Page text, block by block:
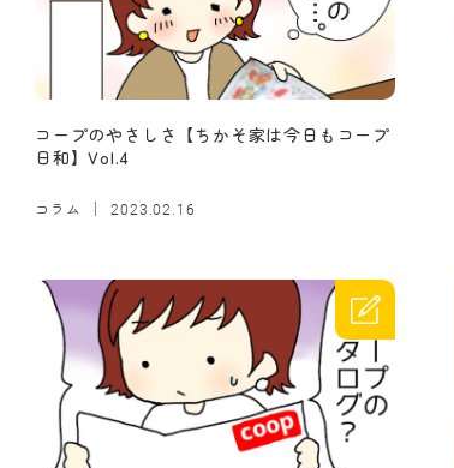
コープのやさしさ【ちかそ家は今日もコープ
日和】Vol.4
コラム 2023.02.16